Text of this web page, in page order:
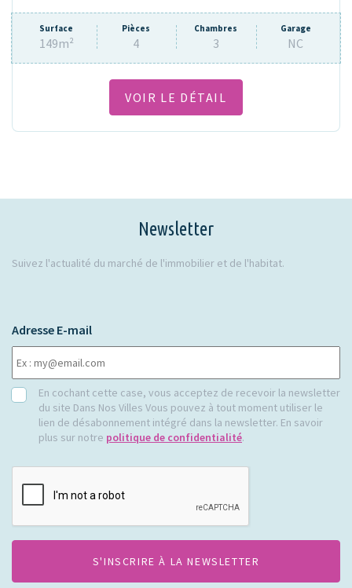
Surface
149m²
Pièces
4
Chambres
3
Garage
NC
VOIR LE DÉTAIL
Newsletter
Suivez l'actualité du marché de l'immobilier et de l'habitat.
Adresse E-mail
RGPDEn cochant cette case, vous acceptez de recevoir la newsletter
du site Dans Nos Villes Vous pouvez à tout moment utiliser le
lien de désabonnement intégré dans la newsletter. En savoir
plus sur notre politique de confidentialité.
CAPTCHA